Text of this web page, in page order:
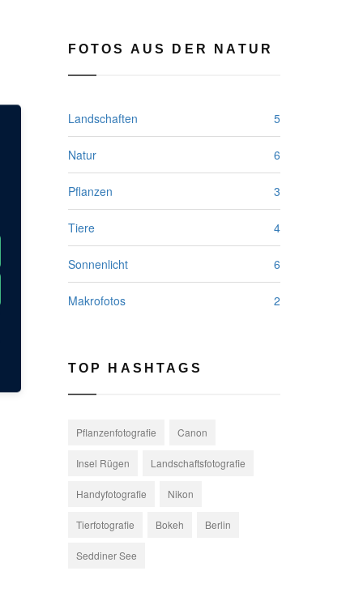
FOTOS AUS DER NATUR
Landschaften 5
Natur 6
Pflanzen 3
Tiere 4
Sonnenlicht 6
Makrofotos 2
TOP HASHTAGS
Pflanzenfotografie Canon
Insel Rügen Landschaftsfotografie
Handyfotografie Nikon
Tierfotografie Bokeh Berlin
Seddiner See